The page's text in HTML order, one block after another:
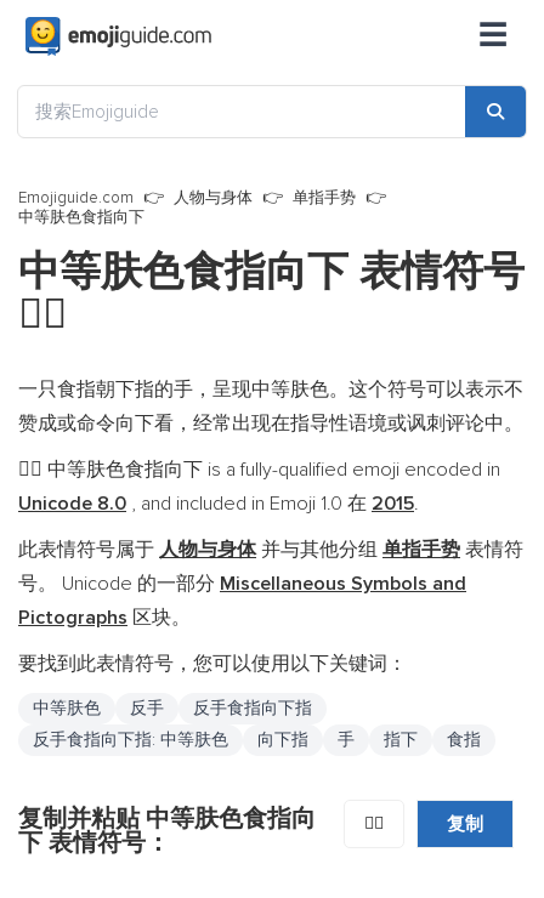
☰
Emojiguide.com 人物与身体
单指手势
中等肤色食指向下
中等肤色食指向下 表情符号
👇🏽
一只食指朝下指的手，呈现中等肤色。这个符号可以表示不
赞成或命令向下看，经常出现在指导性语境或讽刺评论中。
👇🏽 中等肤色食指向下 is a fully-qualified emoji encoded in
Unicode 8.0 , and included in Emoji 1.0 在 2015.
此表情符号属于 人物与身体并与其他分组 单指手势 表情符
号。 Unicode 的一部分 Miscellaneous Symbols and
Pictographs 区块。
要找到此表情符号，您可以使用以下关键词：
中等肤色 反手
反手食指向下指
反手食指向下指: 中等肤色
向下指 手 指下 食指
复制并粘贴 中等肤色食指向
下 表情符号：
👇🏽 复制